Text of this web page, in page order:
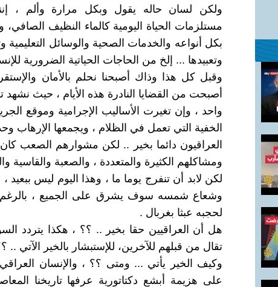
ولكن لسان حاله يقول وبكل مرارة وألم ،
مستلزمات الحياة اليومية كالماء النظيف الصافي،
بكل أنواعه والخدمات الصحية والوسائل
وتعبيدها ... إلخ من الحاجات الحياتية الضرورية
وقبل كل هذا وذاك أصبحنا نحلم بالأمان
أصبحت من القضايا النادرة هذه الأيام ، حيث نشهد
واحد ، وإن تغيرت الأساليب الإجرامية وموقع
الخفية التي تعمل في الظلام ، ويجمعها الإرهاب
العراقيون دائما بخير .. لكن مشوارهم الصعب
ومشاكلهم الكثيرة والمتعددة ، والصعبة والقاسية
لكن لابد أن تنفرج يوما ما ، وهذا اليوم ليس ببعيد
وشعاع شمسه سوف يشرق على الجميع ،
لحجبه عبثا بغربال .
هل أن العراقيين حقا بخير .. ؟؟ ، هكذا يتردد
تقال من قبلهم للآخرين، للإستبشار بالخير الآتي ..
وكيف الخير يأتي ... ومتى ؟؟ ، والإنسان
على هزيمة أبشع دكتاتورية عرفها تاريخنا